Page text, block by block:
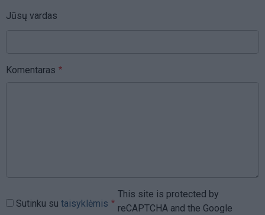
Jūsų vardas
Komentaras
Sutinku su taisyklėmis
This site is protected by
reCAPTCHA and the Google